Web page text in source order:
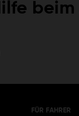
FÜR FAHRER